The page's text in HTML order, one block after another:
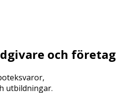
och företag
utbildningar.